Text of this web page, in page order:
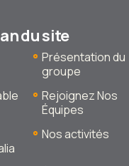
du site
Présentation du
groupe
Rejoignez Nos
Équipes
Nos activités